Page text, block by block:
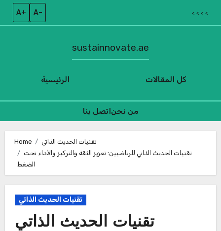
A+ A– < < < <
الرئيسية
sustainnovate.ae
كل المقالات
اتصل بنامن نحن
content
Home
تقنيات الحديث الذاتي
تقنيات الحديث الذاتي للرياضيين: تعزيز الثقة والتركيز والأداء تحت
الضغط
تقنيات الحديث الذاتي
تقنيات الحديث الذاتي